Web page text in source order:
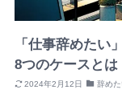
「仕事辞めたい
8つのケースとは
2024年2月12日 辞め